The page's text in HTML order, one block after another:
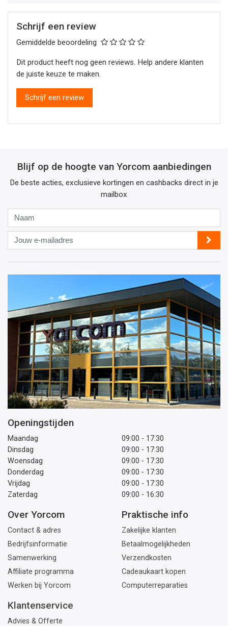
Schrijf een review
Gemiddelde beoordeling
Dit product heeft nog geen reviews. Help andere klanten
de juiste keuze te maken.
Schrijf een review
Blijf op de hoogte van Yorcom aanbiedingen
De beste acties, exclusieve kortingen en cashbacks direct in je
mailbox
Jouw
e-
mailadres
Openingstijden
Maandag
09:00 - 17:30
Dinsdag
09:00 - 17:30
Woensdag
09:00 - 17:30
Donderdag
09:00 - 17:30
Vrijdag
09:00 - 17:30
Zaterdag
09:00 - 16:30
Over Yorcom
Contact & adres
Bedrijfsinformatie
Samenwerking
Affiliate programma
Werken bij Yorcom
Praktische info
Zakelijke klanten
Betaalmogelijkheden
Verzendkosten
Cadeaukaart kopen
Computerreparaties
Klantenservice
Advies & Offerte